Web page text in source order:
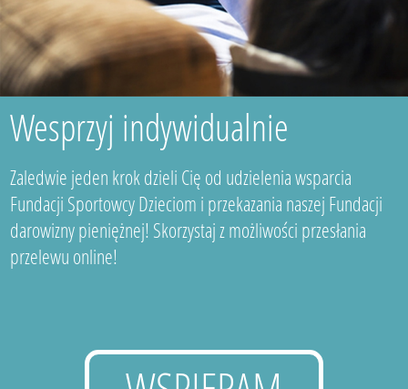
Wesprzyj indywidualnie
Zaledwie jeden krok dzieli Cię od udzielenia wsparcia
Fundacji Sportowcy Dzieciom i przekazania naszej Fundacji
darowizny pieniężnej! Skorzystaj z możliwości przesłania
przelewu online!